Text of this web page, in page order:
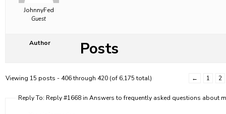
JohnnyFed
Guest
Author Posts
Viewing 15 posts - 406 through 420 (of 6,175 total) ← 1 2
Reply To: Reply #1668 in Answers to frequently asked questions about